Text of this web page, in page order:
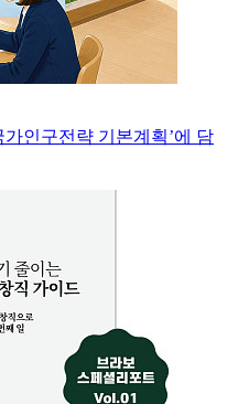
가인구전략 기본계획’에 담